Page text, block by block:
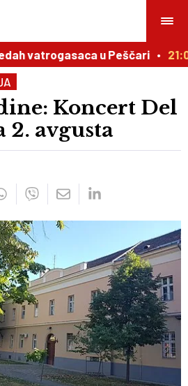
u Peščari 21:02
Koncert Del
2. avgusta